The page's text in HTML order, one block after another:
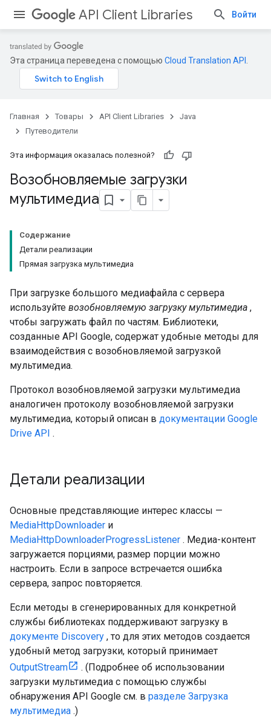
API Client Libraries Войти
Эта страница переведена с помощью Cloud Translation API
Главная Товары API Client Libraries
Java
Путеводители
Эта информация оказалась полезной?
Возобновляемые загрузки
мультимедиа
Содержание
Детали реализации
Прямая загрузка мультимедиа
При загрузке большого медиафайла с сервера
используйте возобновляемую загрузку мультимедиа ,
чтобы загружать файл по частям. Библиотеки,
созданные API Google, содержат удобные методы для
взаимодействия с возобновляемой загрузкой
мультимедиа.
Протокол возобновляемой загрузки мультимедиа
аналогичен протоколу возобновляемой загрузки
мультимедиа, который описан в документации Google
Drive API .
Детали реализации
Основные представляющие интерес классы —
MediaHttpDownloader и
MediaHttpDownloaderProgressListener . Медиа-контент
загружается порциями, размер порции можно
настроить. Если в запросе встречается ошибка
сервера, запрос повторяется.
Если методы в сгенерированных для конкретной
службы библиотеках поддерживают загрузку в
документе Discovery , то для этих методов создается
удобный метод загрузки, который принимает
OutputStream
. (Подробнее об использовании
загрузки мультимедиа с помощью службы
обнаружения API Google см. в разделе Загрузка
мультимедиа .)